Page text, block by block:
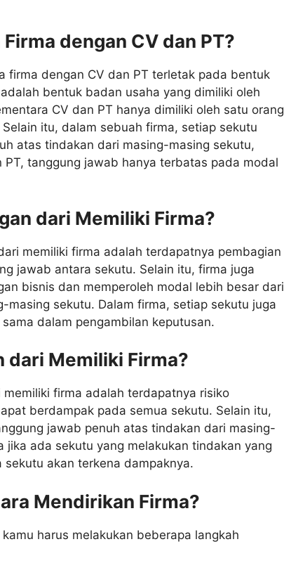
dengan CV dan PT?
firma dengan CV dan PT terletak pada bentuk
bentuk badan usaha yang dimiliki oleh
CV dan PT hanya dimiliki oleh satu orang
itu, dalam sebuah firma, setiap sekutu
atas tindakan dari masing-masing sekutu,
PT, tanggung jawab hanya terbatas pada modal
dari Memiliki Firma?
memiliki firma adalah terdapatnya pembagian
jawab antara sekutu. Selain itu, firma juga
bisnis dan memperoleh modal lebih besar dari
masing sekutu. Dalam firma, setiap sekutu juga
dalam pengambilan keputusan.
dari Memiliki Firma?
firma adalah terdapatnya risiko
berdampak pada semua sekutu. Selain itu,
jawab penuh atas tindakan dari masing-
jika ada sekutu yang melakukan tindakan yang
sekutu akan terkena dampaknya.
Mendirikan Firma?
harus melakukan beberapa langkah